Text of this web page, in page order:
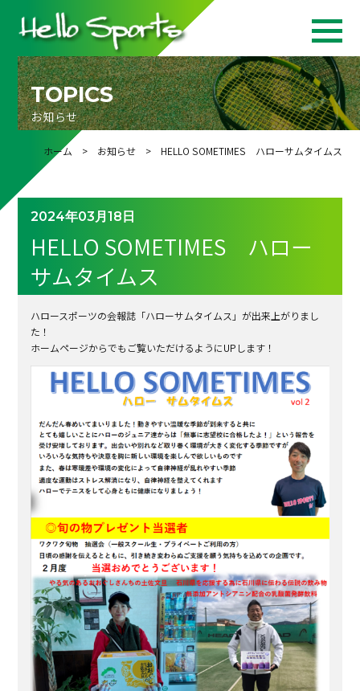
TOPICS
お知らせ
ホーム > お知らせ> HELLO SOMETIMES ハローサムタイムス
2024年03月18日
HELLO SOMETIMES ハロー
サムタイムス
ハロースポーツの会報誌「ハローサムタイムス」が出来上がりまし
た！
ホームページからでもご覧いただけるようにUPします！